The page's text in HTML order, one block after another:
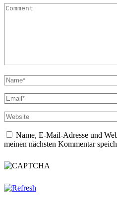
Name, E-Mail-Adresse und
meinen nächsten Kommentar